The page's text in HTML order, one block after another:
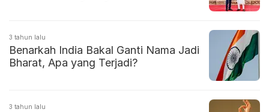
3 tahun lalu
Benarkah India Bakal Ganti Nama Jadi
Bharat, Apa yang Terjadi?
3 tahun lalu